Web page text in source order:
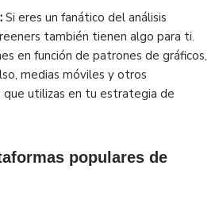
Si eres un fanático del análisis
también tienen algo para ti.
en función de patrones de gráficos,
medias móviles y otros
que utilizas en tu estrategia de
populares de